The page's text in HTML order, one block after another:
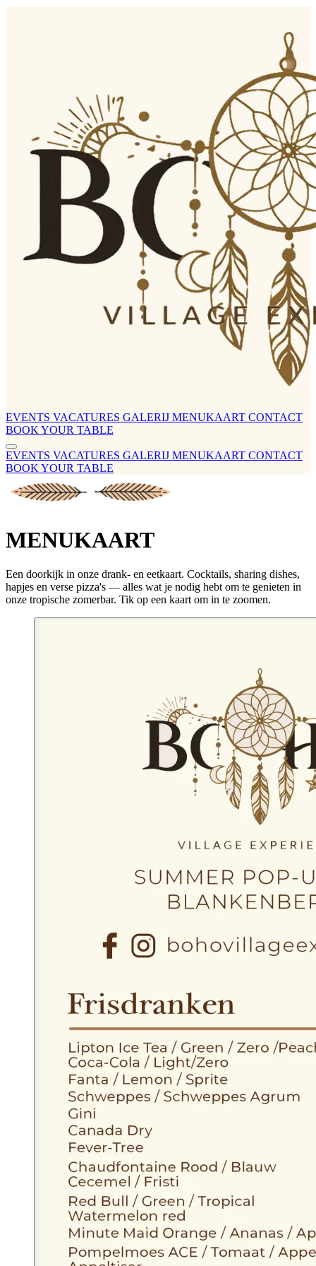
EVENTS VACATURES GALERIJ MENUKAART CONTACT
BOOK YOUR TABLE
EVENTS VACATURES GALERIJ MENUKAART CONTACT
BOOK YOUR TABLE
MENUKAART
Een doorkijk in onze drank- en eetkaart. Cocktails, sharing dishes,
hapjes en verse pizza's — alles wat je nodig hebt om te genieten in
onze tropische zomerbar. Tik op een kaart om in te zoomen.